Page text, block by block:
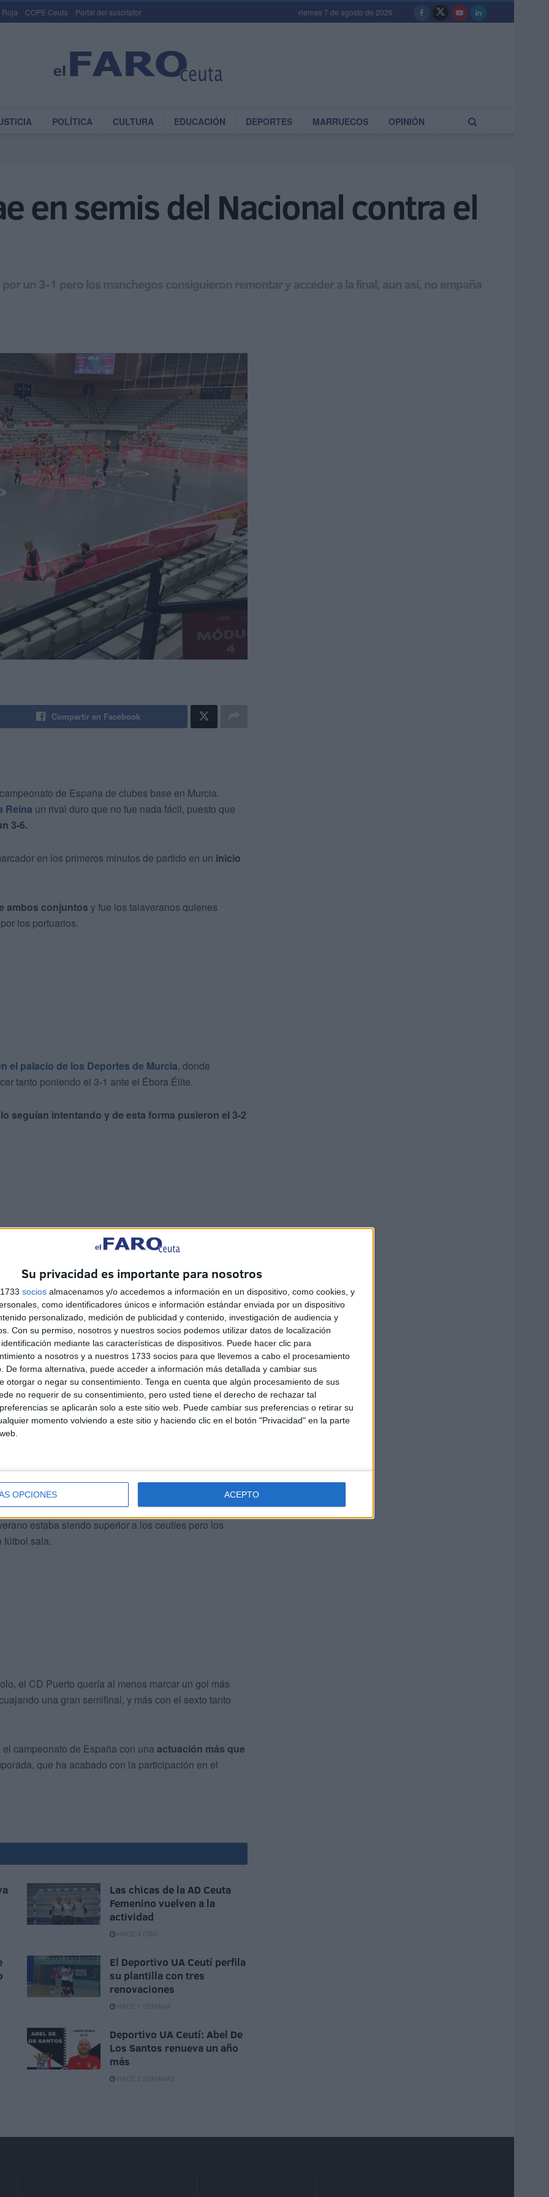
Su privacidad es importante para nosotros
socios almacenamos y/o accedemos a información en un dispositivo, como cookies, y
como identificadores únicos e información estándar enviada por un dispositivo
personalizado, medición de publicidad y contenido, investigación de audiencia y
Con su permiso, nosotros y nuestros socios podemos utilizar datos de localización
mediante las características de dispositivos. Puede hacer clic para
a nosotros y a nuestros 1733 socios para que llevemos a cabo el procesamiento
De forma alternativa, puede acceder a información más detallada y cambiar sus
otorgar o negar su consentimiento. Tenga en cuenta que algún procesamiento de sus
no requerir de su consentimiento, pero usted tiene el derecho de rechazar tal
se aplicarán solo a este sitio web. Puede cambiar sus preferencias o retirar su
momento volviendo a este sitio y haciendo clic en el botón "Privacidad" en la parte
OPCIONES ACEPTO
Roja COPE Ceuta Portal del suscriptor viernes 7 de agosto de 2026
POLÍTICA CULTURA EDUCACIÓN DEPORTES MARRUECOS OPINIÓN
en semis del Nacional contra el
un 3-1 pero los manchegos consiguieron remontar y acceder a la final, aun así, no empaña
Compartir en Facebook
de España de clubes base en Murcia.
Reina un rival duro que no fue nada fácil, puesto que
3-6.
en los primeros minutos de partido en un inicio
ambos conjuntos y fue los talaveranos quienes
los portuarios.
el palacio de los Deportes de Murcia, donde
tanto poniendo el 3-1 ante el Ébora Élite.
lo seguían intentando y de esta forma pusieron el 3-2
Puerto en el parqué murciano pero los manchegos
parte,el Ébora de Talavera puso el empate a tres en
todo lo alto con una gran ritmo de partido por parte de
la
vuelta al marcador.
con el quinto tanto de los manchegos en un saque
estaba siendo superior a los ceutíes pero los
fútbol sala.
el CD Puerto quería al menos marcar un gol más
una gran semifinal, y más con el sexto tanto
campeonato de España con una actuación más que
que ha acabado con la participación en el
Las chicas de la AD Ceuta
Femenino vuelven a la
actividad
HACE 3 DÍAS
El Deportivo UA Ceutí perfila
su plantilla con tres
renovaciones
HACE 1 SEMANA
Deportivo UA Ceutí: Abel De
Los Santos renueva un año
más
HACE 2 SEMANAS